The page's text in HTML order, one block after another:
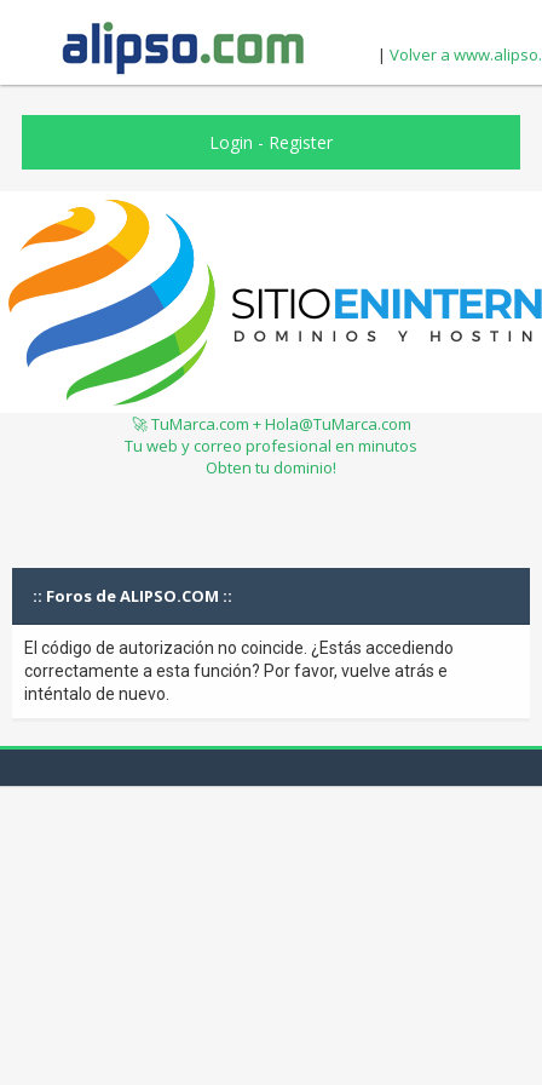
| Volver a
Login - Register
🚀 TuMarca.com + Hola@TuMarca.com
Tu web y correo profesional en minutos
Obten tu dominio!
:: Foros de ALIPSO.COM ::
El código de autorización no coincide. ¿Estás accediendo
correctamente a esta función? Por favor, vuelve atrás e
inténtalo de nuevo.